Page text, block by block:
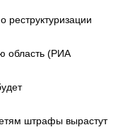
область (РИА
штрафы вырастут